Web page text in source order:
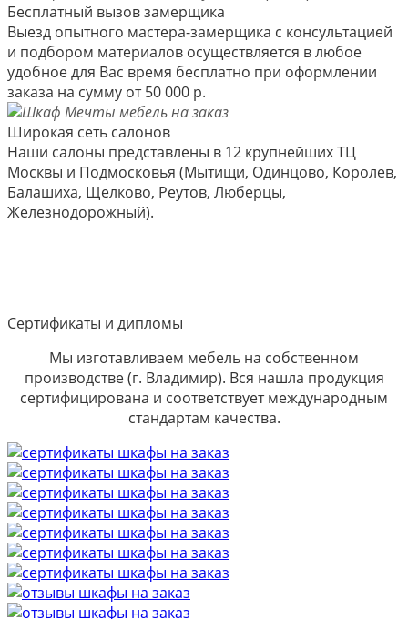
Бесплатный вызов замерщика
Выезд опытного мастера-замерщика с консультацией
и подбором материалов осуществляется в любое
удобное для Вас время бесплатно при оформлении
заказа на сумму от 50 000 р.
Широкая сеть салонов
Наши салоны представлены в 12 крупнейших ТЦ
Москвы и Подмосковья (Мытищи, Одинцово, Королев,
Балашиха, Щелково, Реутов, Люберцы,
Железнодорожный).
Сертификаты и дипломы
Мы изготавливаем мебель на собственном
производстве (г. Владимир). Вся нашла продукция
сертифицирована и соответствует международным
стандартам качества.